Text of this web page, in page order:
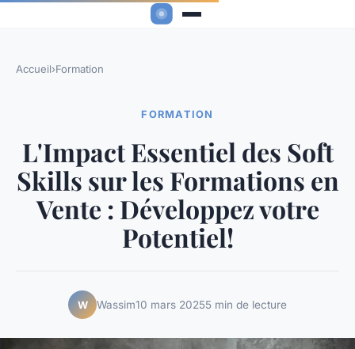
Accueil›Formation
FORMATION
L'Impact Essentiel des Soft
Skills sur les Formations en
Vente : Développez votre
Potentiel!
W Wassim10 mars 20255 min de lecture